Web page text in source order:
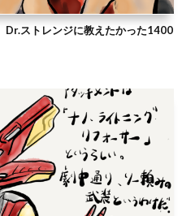
Dr.ストレンジに教えたかった1400